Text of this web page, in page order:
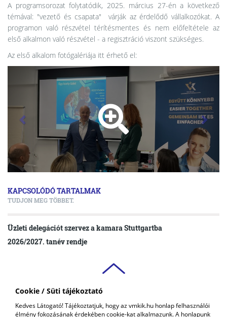
Cookie / Süti tájékoztató
Kedves Látogató! Tájékoztatjuk, hogy az vmkik.hu honlap felhasználói
élmény fokozásának érdekében cookie-kat alkalmazunk. A honlapunk
A programsorozat folytatódik, 2025. március 27-én a következő
témával: "vezető és csapata" várják az érdelődő vállalkozókat. A
programon való részvétel térítésmentes és nem előfeltétele az
első alkalmon való részvétel - a regisztráció viszont szükséges.
Az első alkalom fotógalériája itt érhető el:
KAPCSOLÓDÓ TARTALMAK
TUDJON MEG TÖBBET.
Üzleti delegációt szervez a kamara Stuttgartba
2026/2027. tanév rendje
VAS VÁRMEGYEI
KERESKEDELMI ÉS IPARKAMARA